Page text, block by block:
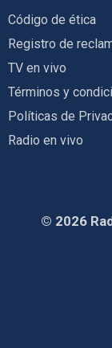
Código de ética
Registro de
TV en vivo
Términos y
Políticas de
Radio en vivo
© 2026